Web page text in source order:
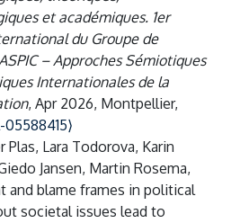
et académiques. 1er
du Groupe de
– Approches Sémiotiques
Internationales de la
, Apr 2026, Montpellier,
05588415⟩
Plas, Lara Todorova, Karin
Jansen, Martin Rosema,
and blame frames in political
societal issues lead to